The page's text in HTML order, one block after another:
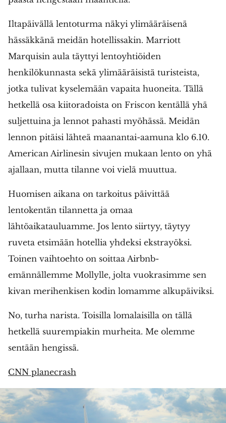
Iltapäivällä lentoturma näkyi ylimääräisenä
hässäkkänä meidän hotellissakin. Marriott
Marquisin aula täyttyi lentoyhtiöiden
henkilökunnasta sekä ylimääräisistä turisteista,
jotka tulivat kyselemään vapaita huoneita. Tällä
hetkellä osa kiitoradoista on Friscon kentällä yhä
suljettuina ja lennot pahasti myöhässä. Meidän
lennon pitäisi lähteä maanantai-aamuna klo 6.10.
American Airlinesin sivujen mukaan lento on yhä
ajallaan, mutta tilanne voi vielä muuttua.
Huomisen aikana on tarkoitus päivittää
lentokentän tilannetta ja omaa
lähtöaikatauluamme. Jos lento siirtyy, täytyy
ruveta etsimään hotellia yhdeksi ekstrayöksi.
Toinen vaihtoehto on soittaa Airbnb-
emännällemme Mollylle, jolta vuokrasimme sen
kivan merihenkisen kodin lomamme alkupäiviksi.
No, turha narista. Toisilla lomalaisilla on tällä
hetkellä suurempiakin murheita. Me olemme
sentään hengissä.
CNN planecrash